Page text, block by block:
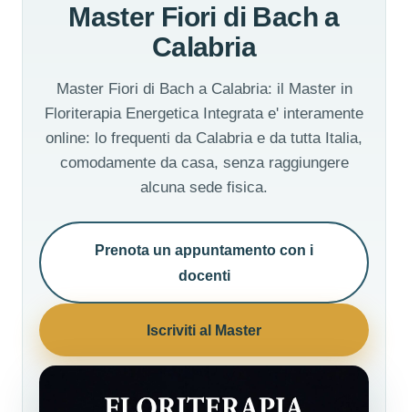
Master Fiori di Bach a
Calabria
Master Fiori di Bach a Calabria: il Master in
Floriterapia Energetica Integrata e' interamente
online: lo frequenti da Calabria e da tutta Italia,
comodamente da casa, senza raggiungere
alcuna sede fisica.
Prenota un appuntamento con i
docenti
Iscriviti al Master